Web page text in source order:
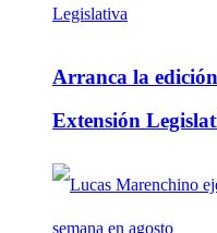
Arranca la
Extensión